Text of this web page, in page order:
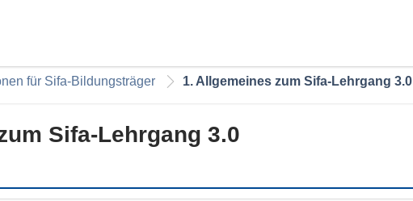
1. Allgemeines zum Sifa-Lehrgang 3.0
für Sifa-Bildungsträger
Sifa-Lehrgang 3.0